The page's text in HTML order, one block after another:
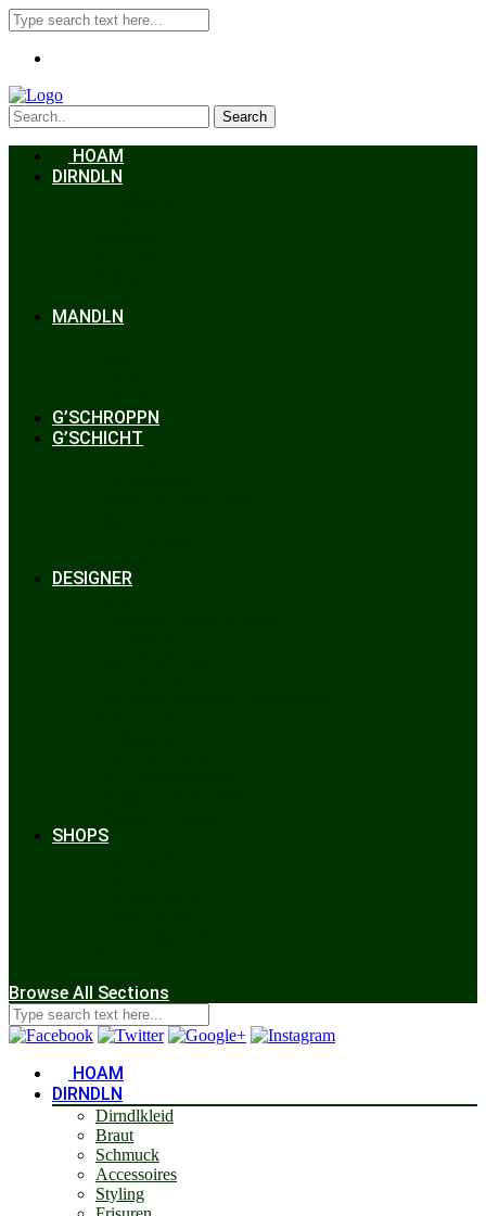
Search
HOAM
DIRNDLN
MANDLN
G’SCHROPPN
G’SCHICHT
DESIGNER
SHOPS
Browse All Sections
HOAM
DIRNDLN
Dirndlkleid
Braut
Schmuck
Accessoires
Styling